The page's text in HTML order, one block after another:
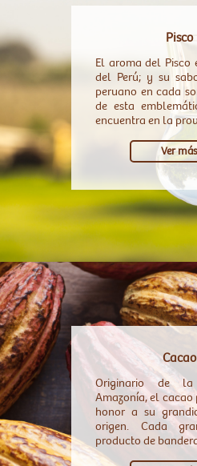
Pisco
El aroma del Pisco
del Perú; y su
peruano en cada
de esta
encuentra en la
Ver más
Cacao
Originario de la
Amazonía, el cacao
honor a su
origen. Cada
producto de